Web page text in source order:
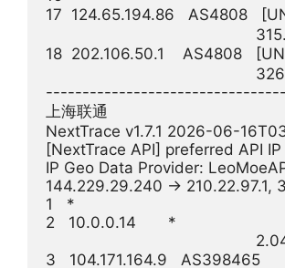
17  124.65.194.86   AS4808
18  202.106.50.1    AS4808
上海联通
NextTrace v1.7.1 2026-06-
[NextTrace API] preferred API
IP Geo Data Provider:
144.229.29.240 -> 210.22.97.1,
1   *
2   10.0.0.14       *
3   104.171.164.9   AS398465